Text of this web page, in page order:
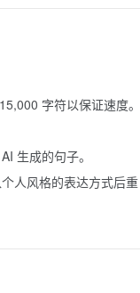
字符以保证速度。
生成的句子。
人风格的表达方式后重